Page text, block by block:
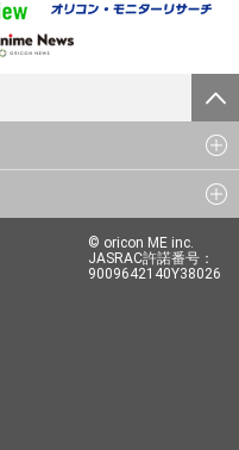
© oricon ME inc.
JASRAC許諾番号：
9009642140Y38026